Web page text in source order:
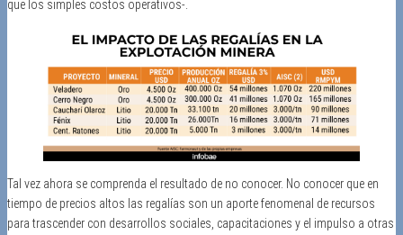
que los simples costos operativos-.
Tal vez ahora se comprenda el resultado de no conocer. No conocer que en
tiempo de precios altos las regalías son un aporte fenomenal de recursos
para trascender con desarrollos sociales, capacitaciones y el impulso a otras